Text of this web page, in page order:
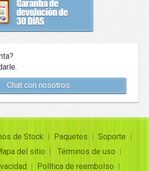
Chat con nosotros
de Stock Paquetes
Soporte
del sitio
Términos de uso
Política de reembolso